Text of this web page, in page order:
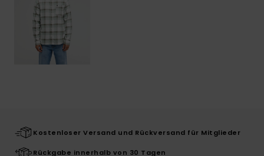
Kostenloser Versand und Rückversand für Mitglieder
Rückgabe innerhalb von 30 Tagen